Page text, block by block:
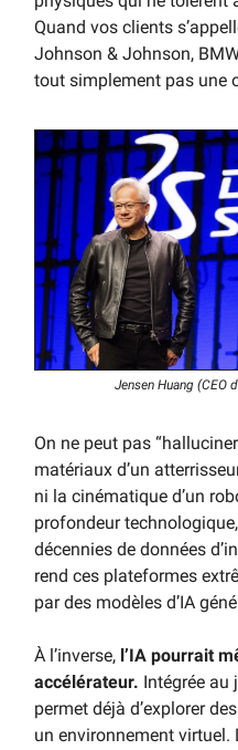
Quand vos clients
Johnson & Johnson,
tout simplement pas une
Jensen Huang (CEO
On ne peut pas
matériaux d’un
ni la cinématique d’un
profondeur
décennies de données
rend ces plateformes
par des modèles d’IA
À l’inverse, l’IA pourrait
accélérateur. Intégrée au
permet déjà d’explorer
un environnement virtuel.